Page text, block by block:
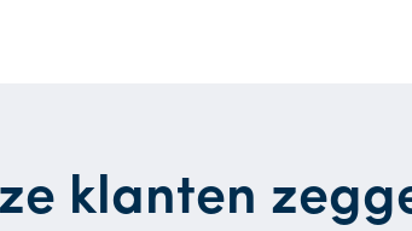
klanten